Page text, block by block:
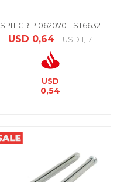
SPIT GRIP 062070 - ST6632
USD 0,64 USD 1,17
USD
0,54